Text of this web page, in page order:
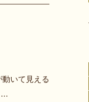
いて見える
…